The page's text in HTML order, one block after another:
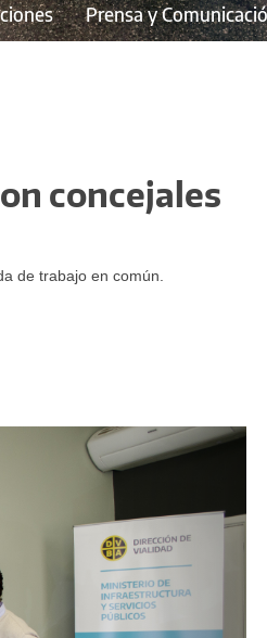
Prensa y
concejales
de trabajo en común.